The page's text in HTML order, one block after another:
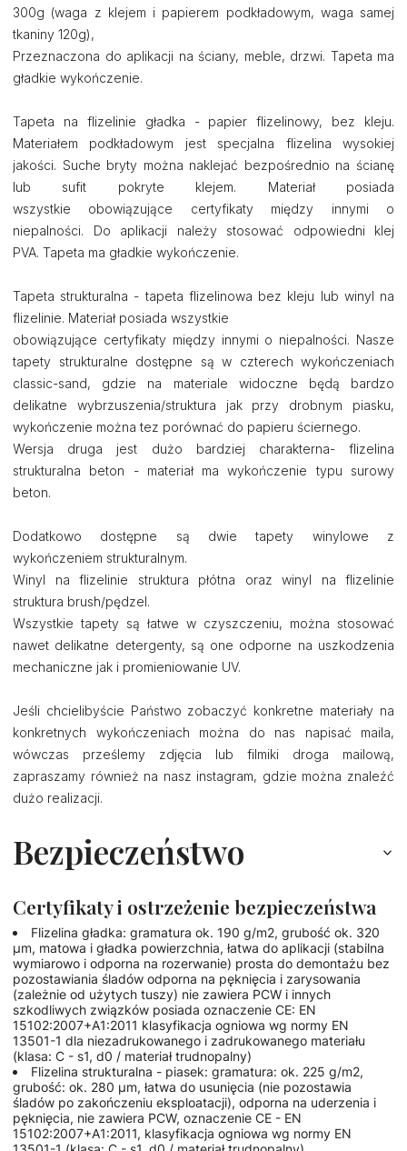
300g (waga z klejem i papierem podkładowym, waga samej
tkaniny 120g),
Przeznaczona do aplikacji na ściany, meble, drzwi. Tapeta ma
gładkie wykończenie.
Tapeta na flizelinie gładka - papier flizelinowy, bez kleju.
Materiałem podkładowym jest specjalna flizelina wysokiej
jakości. Suche bryty można naklejać bezpośrednio na ścianę
lub sufit pokryte klejem. Materiał posiada
wszystkie obowiązujące certyfikaty między innymi o
niepalności. Do aplikacji należy stosować odpowiedni klej
PVA. Tapeta ma gładkie wykończenie.
Tapeta strukturalna - tapeta flizelinowa bez kleju lub winyl na
flizelinie. Materiał posiada wszystkie
obowiązujące certyfikaty między innymi o niepalności. Nasze
tapety strukturalne dostępne są w czterech wykończeniach
classic-sand, gdzie na materiale widoczne będą bardzo
delikatne wybrzuszenia/struktura jak przy drobnym piasku,
wykończenie można tez porównać do papieru ściernego.
Wersja druga jest dużo bardziej charakterna- flizelina
strukturalna beton - materiał ma wykończenie typu surowy
beton.
Dodatkowo dostępne są dwie tapety winylowe z
wykończeniem strukturalnym.
Winyl na flizelinie struktura płótna oraz winyl na flizelinie
struktura brush/pędzel.
Wszystkie tapety są łatwe w czyszczeniu, można stosować
nawet delikatne detergenty, są one odporne na uszkodzenia
mechaniczne jak i promieniowanie UV.
Jeśli chcielibyście Państwo zobaczyć konkretne materiały na
konkretnych wykończeniach można do nas napisać maila,
wówczas prześlemy zdjęcia lub filmiki droga mailową,
zapraszamy również na nasz instagram, gdzie można znaleźć
dużo realizacji.
Bezpieczeństwo
Certyfikaty i ostrzeżenie bezpieczeństwa
Flizelina gładka: gramatura ok. 190 g/m2, grubość ok. 320
µm, matowa i gładka powierzchnia, łatwa do aplikacji (stabilna
wymiarowo i odporna na rozerwanie) prosta do demontażu bez
pozostawiania śladów odporna na pęknięcia i zarysowania
(zależnie od użytych tuszy) nie zawiera PCW i innych
szkodliwych związków posiada oznaczenie CE: EN
15102:2007+A1:2011 klasyfikacja ogniowa wg normy EN
13501-1 dla niezadrukowanego i zadrukowanego materiału
(klasa: C - s1, d0 / materiał trudnopalny)
Flizelina strukturalna - piasek: gramatura: ok. 225 g/m2,
grubość: ok. 280 µm, łatwa do usunięcia (nie pozostawia
śladów po zakończeniu eksploatacji), odporna na uderzenia i
pęknięcia, nie zawiera PCW, oznaczenie CE - EN
15102:2007+A1:2011, klasyfikacja ogniowa wg normy EN